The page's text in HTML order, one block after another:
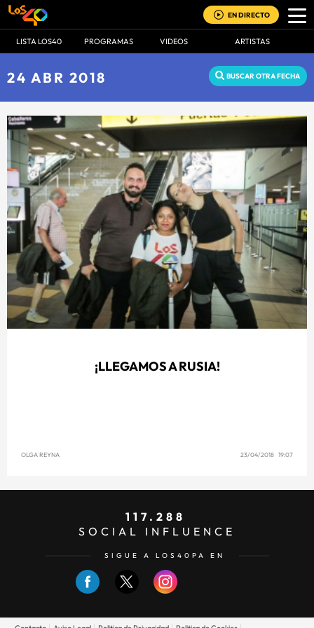
EN DIRECTO
LISTA LOS40 PROGRAMAS VIDEOS ARTISTAS
24 ABR 2018 BUSCAR OTRA FECHA
¡LLEGAMOS A RUSIA!
OLGA REYNA 23/04/2018 19:07
117.288
SOCIAL INFLUENCE
SIGUE A LOS40PA EN